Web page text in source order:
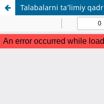
Talabalarni ta’limiy